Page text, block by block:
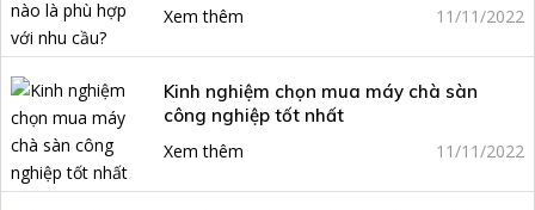
Xem thêm
11/11/2022
Kinh nghiệm chọn mua máy chà sàn
công nghiệp tốt nhất
Xem thêm
11/11/2022